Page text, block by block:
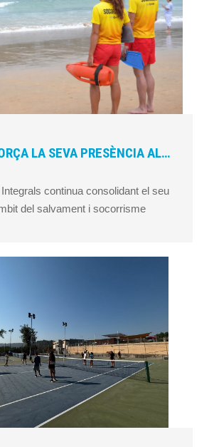
LA SEVA PRESÈNCIA AL…
continua consolidant el seu
del salvament i socorrisme